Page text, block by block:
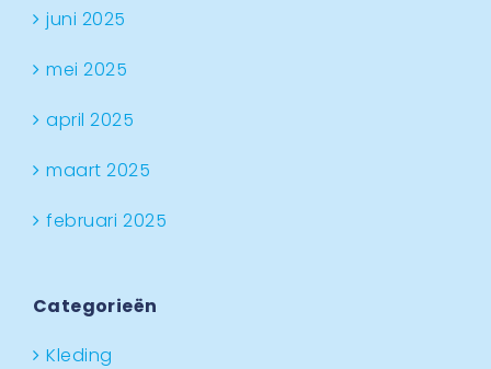
juni 2025
mei 2025
april 2025
maart 2025
februari 2025
Categorieën
Kleding